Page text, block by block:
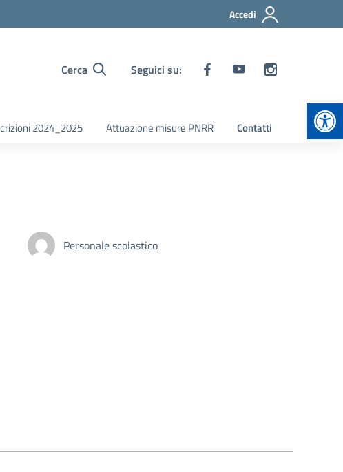
Accedi
Cerca Seguici su:
2024_2025 Attuazione misure PNRR Contatti
Personale scolastico